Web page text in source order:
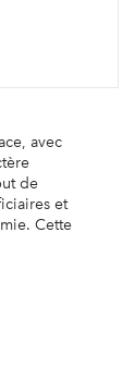
avec
de
et
Cette